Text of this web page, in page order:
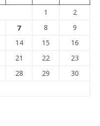
1
2
7 8
9
14 15
16
21 22
23
28 29
30